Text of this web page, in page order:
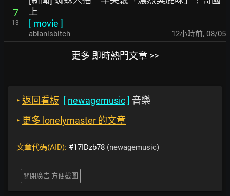
7
13
上
[ movie ]
abianisbitch 12小時前, 08/05
更多 即時熱門文章 >>
‣ 返回看板 [ newagemusic] 音樂
‣ 更多 lonelymaster 的文章
文章代碼(AID): #17IDzb78 (newagemusic)
關閉廣告 方便截圖